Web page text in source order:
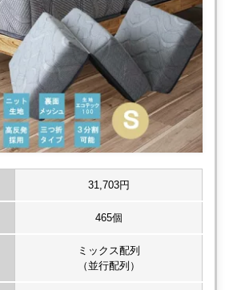
31,703円
465個
ミックス配列
（並行配列）